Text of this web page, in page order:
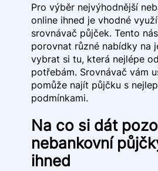
Pro výběr nejvýhodnější
online ihned je vhodné
srovnávač půjček. Tento
porovnat různé nabídky na
vybrat si tu, která nejlépe
potřebám. Srovnávač vám
pomůže najít půjčku s
podmínkami.
Na co si dát
nebankovní
ihned